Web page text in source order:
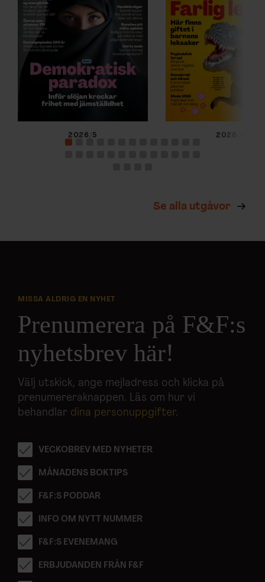
2026/5 2026/4
Se alla utgåvor
MISSA ALDRIG EN NYHET
Prenumerera på F&F:s
nyhetsbrev här!
Välj utskick, ange mejladress och klicka på
prenumereraknappen. Läs om hur vi
behandlar dina personuppgifter.
VECKOBREV MED NYHETER
MÅNADENS BOKTIPS
F&F:S PODDAR
INFO OM NYTT NUMMER
F&F:S EVENEMANG
ERBJUDANDEN FRÅN F&F